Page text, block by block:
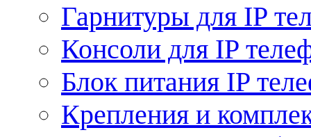
Гарнитуры для IP
Консоли для IP
Блок питания IP
Крепления и